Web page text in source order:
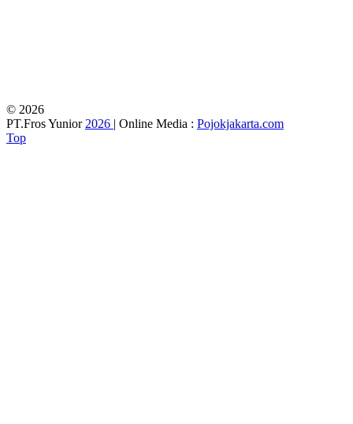
© 2026
PT.Fros Yunior2026 | Online Media : Pojokjakarta.com
Top